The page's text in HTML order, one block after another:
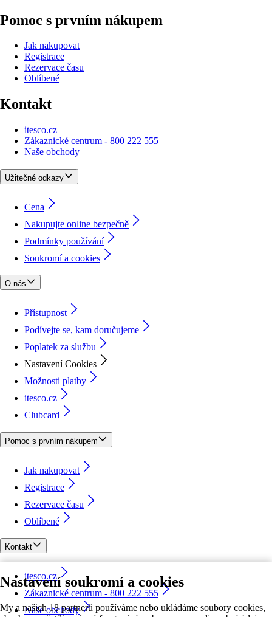
Nastavení soukromí a cookies
My a našich 18 partnerů používáme nebo ukládáme soubory cookies,
Pomoc s prvním nákupem
Jak nakupovat
Registrace
Rezervace času
Oblíbené
Kontakt
itesco.cz
Zákaznické centrum - 800 222 555
Naše obchody
Užitečné odkazy
Cena
Nakupujte online bezpečně
Podmínky používání
Soukromí a cookies
O nás
Přístupnost
Podívejte se, kam doručujeme
Poplatek za službu
Nastavení Cookies
Možnosti platby
itesco.cz
Clubcard
Pomoc s prvním nákupem
Jak nakupovat
Registrace
Rezervace času
Oblíbené
Kontakt
itesco.cz
Zákaznické centrum - 800 222 555
Naše obchody